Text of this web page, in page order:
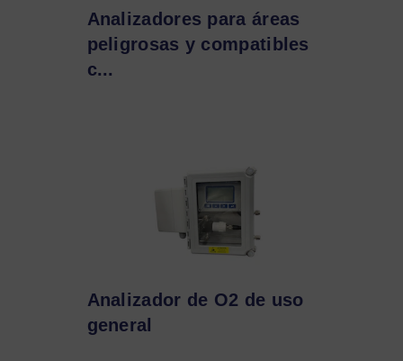
Analizadores para áreas
peligrosas y compatibles
c...
Analizador de O2 de uso
general